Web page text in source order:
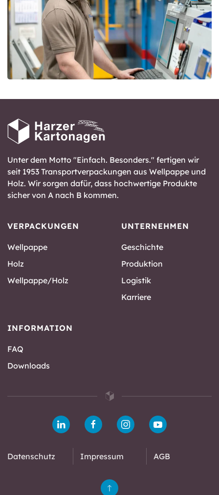
Unter dem Motto "Einfach. Besonders." fertigen wir
seit 1953 Transportverpackungen aus Wellpappe und
Holz. Wir sorgen dafür, dass hochwertige Produkte
sicher von A nach B kommen.
VERPACKUNGEN
Wellpappe
Holz
Wellpappe/Holz
UNTERNEHMEN
Geschichte
Produktion
Logistik
Karriere
INFORMATION
FAQ
Downloads
Datenschutz Impressum AGB